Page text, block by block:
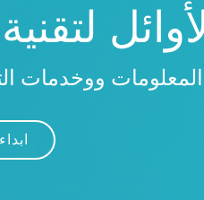
المعلومات ووخدمات
ابداء